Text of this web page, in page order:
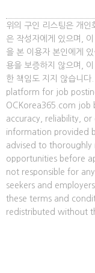
위의 구인 리스팅은 개인
은 작성자에게 있으며,
을 본 이용자 본인에게
용을 보증하지 않으며,
한 책임도 지지 않습니
platform for job
OCKorea365.com
accuracy, reliability,
information provided
advised to thoroughly
opportunities before
not responsible for
seekers and
these terms and
redistributed without